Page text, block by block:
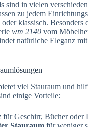
sind in vielen
zu jedem
klassisch. Besonders
wm 2140 vom
natürliche Eleganz
viel Stauraum und
einige Vorteile:
für Geschirr, Bücher oder
Stauraum für weniger